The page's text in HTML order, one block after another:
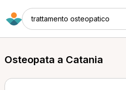
trattamento osteopatico
Osteopata a Catania